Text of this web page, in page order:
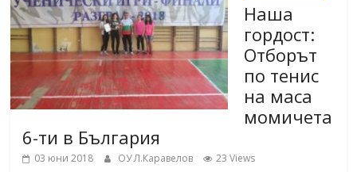
Наша
гордост:
Отборът
по тенис
на маса
момичета
6-ти в България
03 юни 2018 ОУ Л.Каравелов 23 Views